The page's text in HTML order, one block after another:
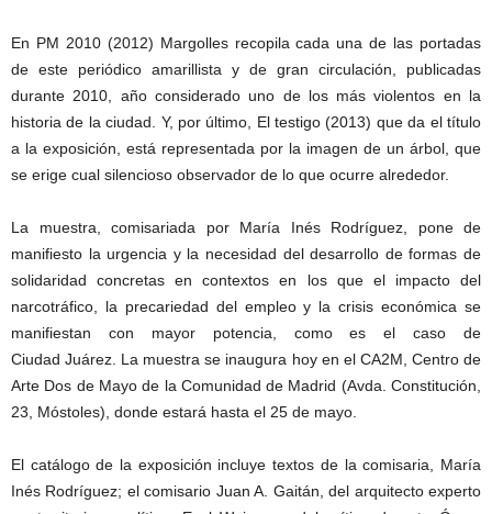
En PM 2010 (2012) Margolles recopila cada una de las portadas
de este periódico amarillista y de gran circulación, publicadas
durante 2010, año considerado uno de los más violentos en la
historia de la ciudad. Y, por último, El testigo (2013) que da el título
a la exposición, está representada por la imagen de un árbol, que
se erige cual silencioso observador de lo que ocurre alrededor.
La muestra, comisariada por María Inés Rodríguez, pone de
manifiesto la urgencia y la necesidad del desarrollo de formas de
solidaridad concretas en contextos en los que el impacto del
narcotráfico, la precariedad del empleo y la crisis económica se
manifiestan con mayor potencia, como es el caso de
Ciudad Juárez. La muestra se inaugura hoy en el CA2M, Centro de
Arte Dos de Mayo de la Comunidad de Madrid (Avda. Constitución,
23, Móstoles), donde estará hasta el 25 de mayo.
El catálogo de la exposición incluye textos de la comisaria, María
Inés Rodríguez; el comisario Juan A. Gaitán, del arquitecto experto